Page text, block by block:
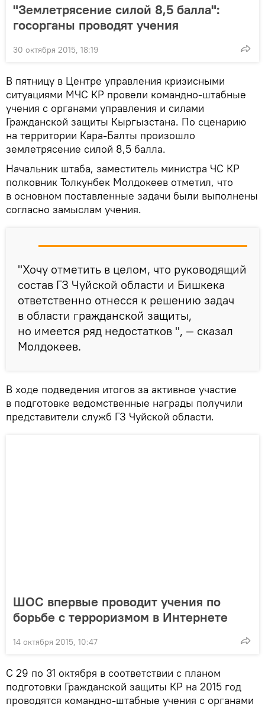
"Землетрясение силой 8,5 балла":
госорганы проводят учения
30 октября 2015, 18:19
В пятницу в Центре управления кризисными
ситуациями МЧС КР провели командно-штабные
учения с органами управления и силами
Гражданской защиты Кыргызстана. По сценарию
на территории Кара-Балты произошло
землетрясение силой 8,5 балла.
Начальник штаба, заместитель министра ЧС КР
полковник Толкунбек Молдокеев отметил, что
в основном поставленные задачи были выполнены
согласно замыслам учения.
"Хочу отметить в целом, что руководящий
состав ГЗ Чуйской области и Бишкека
ответственно отнесся к решению задач
в области гражданской защиты,
но имеется ряд недостатков ", — сказал
Молдокеев.
В ходе подведения итогов за активное участие
в подготовке ведомственные награды получили
представители служб ГЗ Чуйской области.
ШОС впервые проводит учения по
борьбе с терроризмом в Интернете
14 октября 2015, 10:47
С 29 по 31 октября в соответствии с планом
подготовки Гражданской защиты КР на 2015 год
проводятся командно-штабные учения с органами